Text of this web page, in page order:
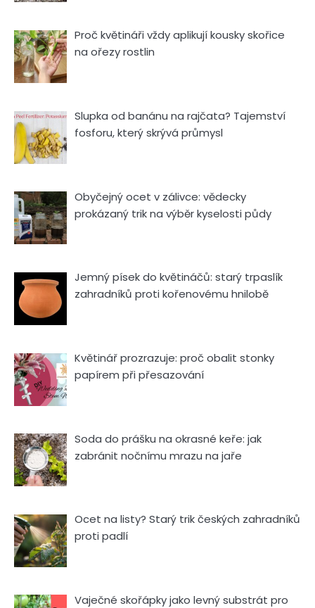
Proč květináři vždy aplikují kousky skořice
na ořezy rostlin
Slupka od banánu na rajčata? Tajemství
fosforu, který skrývá průmysl
Obyčejný ocet v zálivce: vědecky
prokázaný trik na výběr kyselosti půdy
Jemný písek do květináčů: starý trpaslík
zahradníků proti kořenovému hnilobě
Květinář prozrazuje: proč obalit stonky
papírem při přesazování
Soda do prášku na okrasné keře: jak
zabránit nočnímu mrazu na jaře
Ocet na listy? Starý trik českých zahradníků
proti padlí
Vaječné skořápky jako levný substrát pro